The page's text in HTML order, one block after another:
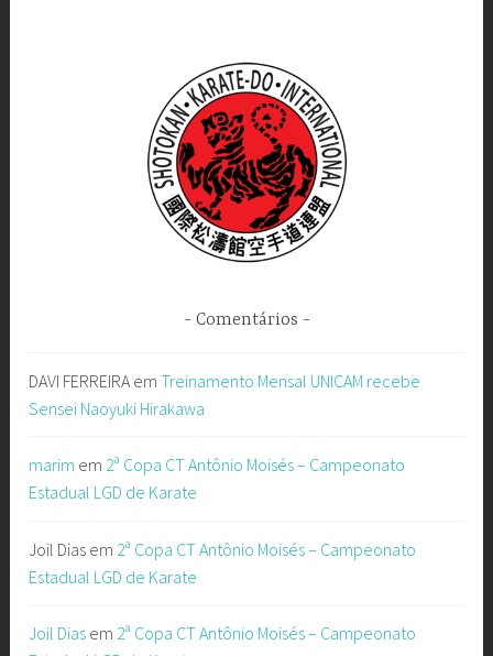
Comentários
DAVI FERREIRA emTreinamento Mensal UNICAM recebe
Sensei Naoyuki Hirakawa
marim em 2ª Copa CT Antônio Moisés – Campeonato
Estadual LGD de Karate
Joil Dias em 2ª Copa CT Antônio Moisés – Campeonato
Estadual LGD de Karate
Joil Dias em 2ª Copa CT Antônio Moisés – Campeonato